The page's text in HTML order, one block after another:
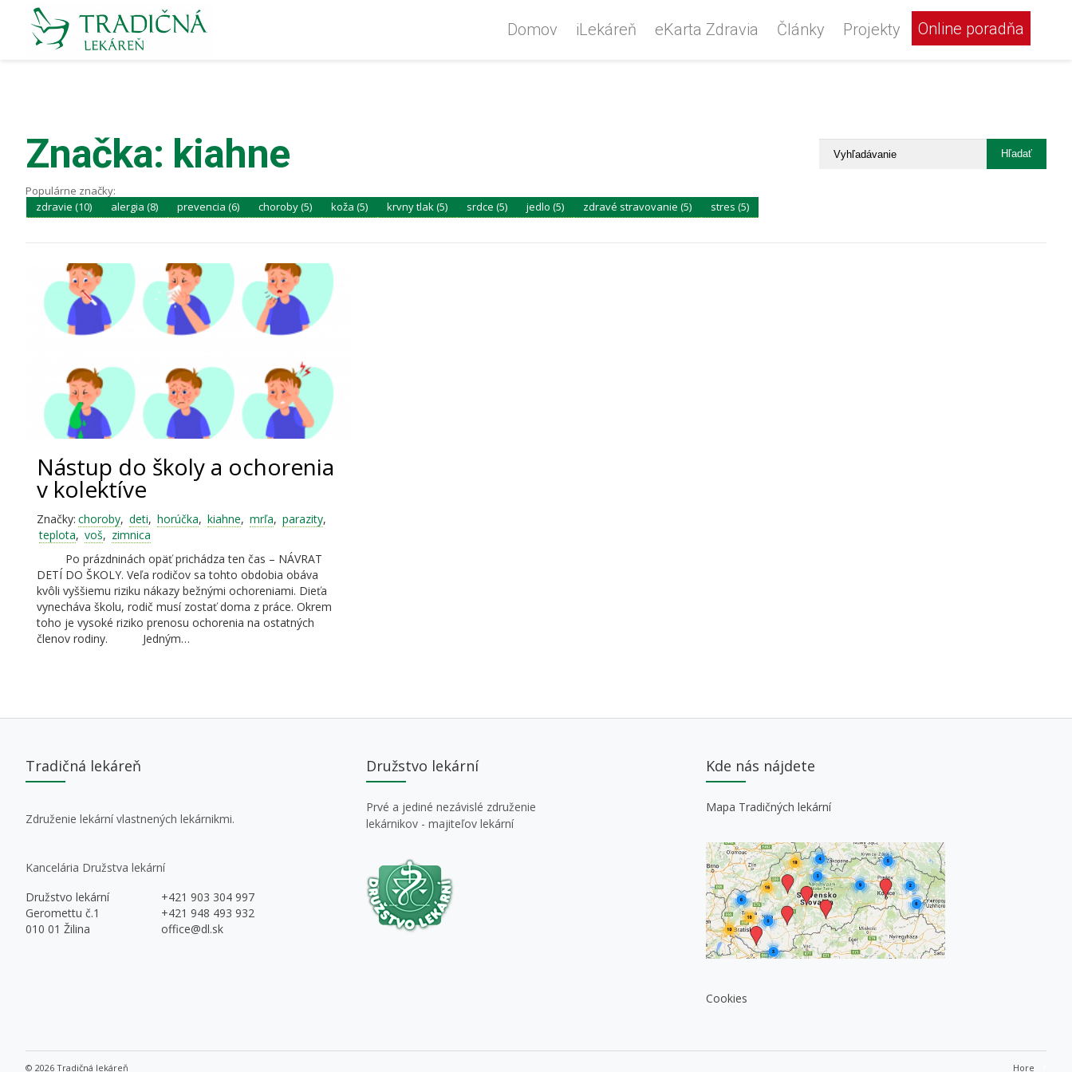
Domov iLekáreň eKarta Zdravia Články Projekty Online poradňa
Značka: kiahne
Populárne značky:
zdravie (10)
alergia (8) prevencia (6) choroby (5) koža (5) krvny tlak (5) srdce (5) jedlo (5) zdravé stravovanie (5) stres (5)
Nástup do školy a ochorenia
v kolektíve
Značky: choroby, deti, horúčka, kiahne, mrľa, parazity,
teplota, voš, zimnica
Po prázdninách opäť prichádza ten čas – NÁVRAT
DETÍ DO ŠKOLY. Veľa rodičov sa tohto obdobia obáva
kvôli vyššiemu riziku nákazy bežnými ochoreniami. Dieťa
vynecháva školu, rodič musí zostať doma z práce. Okrem
toho je vysoké riziko prenosu ochorenia na ostatných
členov rodiny. Jedným…
Tradičná lekáreň
Združenie lekární vlastnených lekárnikmi.
Kancelária Družstva lekární
Družstvo lekární
+421 903 304 997
Geromettu č.1
+421 948 493 932
010 01 Žilina
office@dl.sk
Družstvo lekární
Prvé a jediné nezávislé združenie
lekárnikov - majiteľov lekární
Kde nás nájdete
Mapa Tradičných lekární
Cookies
© 2026 Tradičná lekáreň Hore